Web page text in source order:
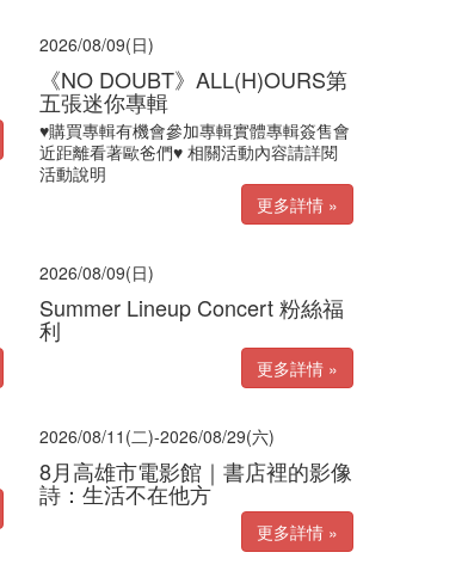
2026/08/09(日)
《NO DOUBT》ALL(H)OURS第
五張迷你專輯
♥購買專輯有機會參加專輯實體專輯簽售會
近距離看著歐爸們♥ 相關活動內容請詳閱
活動說明
更多詳情 »
2026/08/09(日)
Summer Lineup Concert 粉絲福
利
更多詳情 »
2026/08/11(二)-2026/08/29(六)
8月高雄市電影館｜書店裡的影像
詩：生活不在他方
更多詳情 »